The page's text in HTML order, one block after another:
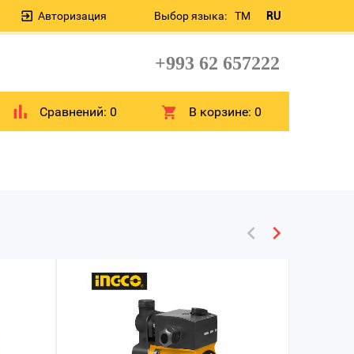
Выбор языка: TM RU
Авторизация
+993 62 657222
Сравнений: 0 В корзине:0